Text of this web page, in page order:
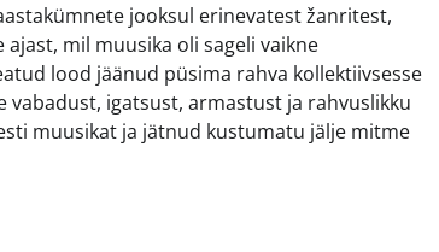
jooksul erinevatest žanritest,
mil muusika oli sageli vaikne
lood jäänud püsima rahva kollektiivsesse
igatsust, armastust ja rahvuslikku
muusikat ja jätnud kustumatu jälje mitme